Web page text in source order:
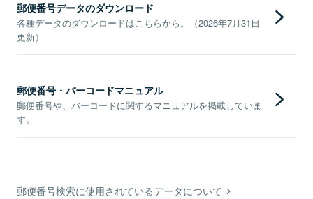
郵便番号データのダウンロード
各種データのダウンロードはこちらから。（2026年7月31日
更新）
郵便番号・バーコードマニュアル
郵便番号や、バーコードに関するマニュアルを掲載していま
す。
郵便番号検索に使用されているデータについて